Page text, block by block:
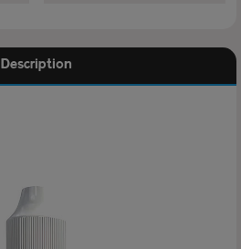
Description